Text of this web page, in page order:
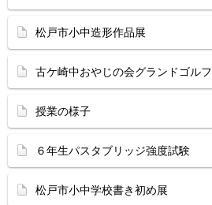
松戸市小中造形作品展
古ケ崎中おやじの会グランドゴルフ
授業の様子
６年生パスタブリッジ強度試験
松戸市小中学校書き初め展